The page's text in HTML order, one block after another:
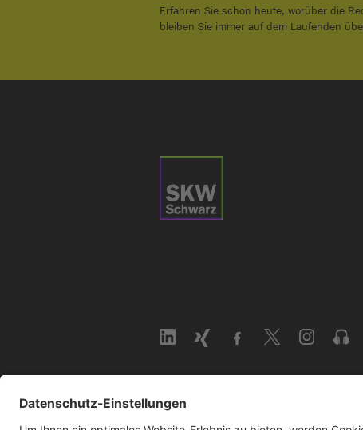
Erfahren Sie schon heute, worüber die
bleiben Sie immer auf dem Laufenden